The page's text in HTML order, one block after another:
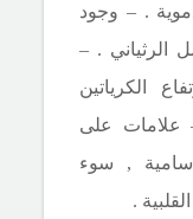
. – وجود
الرثياني . –
الكرياتين
علامات على
, سوء
.